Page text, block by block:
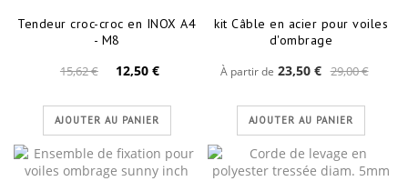
Tendeur croc-croc en INOX A4
- M8
15,62 €
12,50 €
AJOUTER AU PANIER
kit Câble en acier pour voiles
d'ombrage
À partir de 23,50 € 29,00 €
AJOUTER AU PANIER